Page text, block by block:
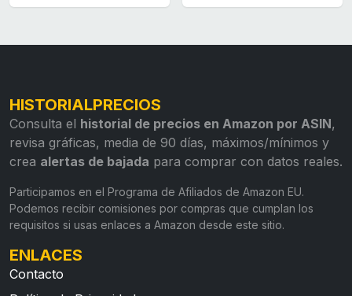
HISTORIALPRECIOS
Consulta el historial de precios en Amazon por ASIN,
revisa gráficas, media de 90 días, máximos/mínimos y
crea alertas de bajada para comprar con datos reales.
Participamos en el Programa de Afiliados de Amazon EU.
Podemos recibir comisiones por compras que cumplan los
requisitos si usas enlaces a Amazon desde este sitio.
ENLACES
Contacto